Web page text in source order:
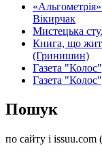
Вікирчак
Мистецька
Книга, що
(Гринишин)
Газета
Газета
Пошук
по сайту і issuu.com